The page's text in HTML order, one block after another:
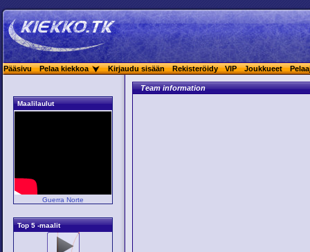
Pääsivu Pelaa kiekkoa Kirjaudu sisään Rekisteröidy VIP Joukkueet
Maalilaulut
Guerra Norte
Top 5 -maalit
Team information